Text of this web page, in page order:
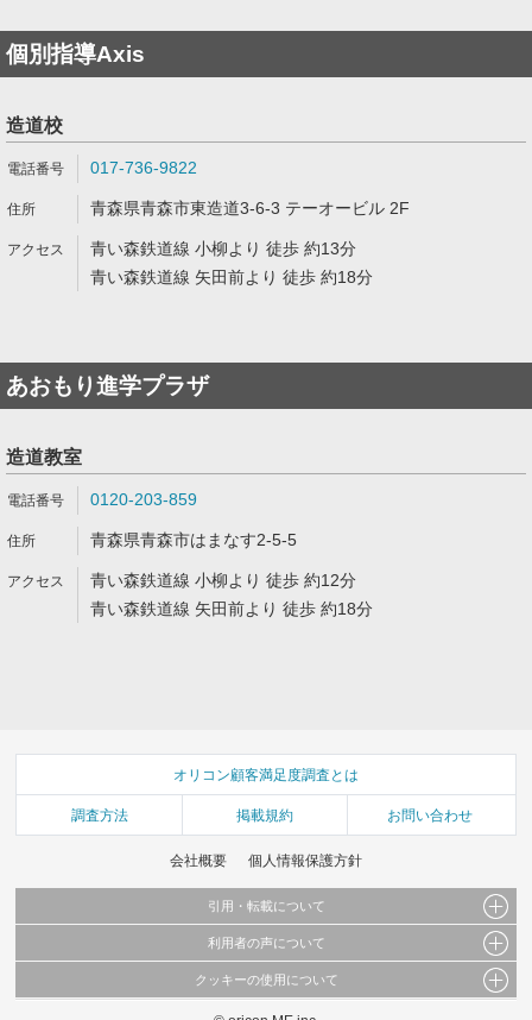
個別指導Axis
造道校
017-736-9822
青森県青森市東造道3-6-3 テーオービル 2F
青い森鉄道線 小柳より 徒歩 約13分
青い森鉄道線 矢田前より 徒歩 約18分
あおもり進学プラザ
造道教室
0120-203-859
青森県青森市はまなす2-5-5
青い森鉄道線 小柳より 徒歩 約12分
青い森鉄道線 矢田前より 徒歩 約18分
オリコン顧客満足度調査とは
調査方法 掲載規約 お問い合わせ
会社概要 個人情報保護方針
引用・転載について
当サイトで公開されている情報（文字、写真、イラスト、画像データ等）及びこれらの配
これらの情報を権利者の許可なく無断転載・複製などの二次利用を行うことは固く禁じて
利用者の声について
当サイトに掲載している内容はすべてサービスの利用者が提出された見解・感想です。
クッキーの使用について